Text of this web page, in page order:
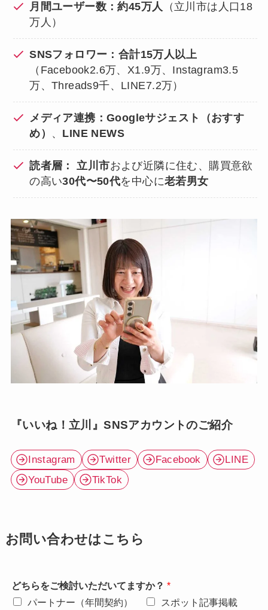
月間ユーザー数：約45万人 （立川市は人口18
万人）
SNSフォロワー：合計15万人以上
（Facebook2.6万、X1.9万、Instagram3.5
万、Threads9千、LINE7.2万）
メディア連携：Googleサジェスト（おすす
め） 、 LINE NEWS
読者層： 立川市および近隣に住む、購買意欲
の高い30代〜50代を中心に老若男女
『いいね！立川』SNSアカウントのご紹介
Instagram Twitter Facebook
LINE
YouTube
TikTok
お問い合わせはこちら
どちらをご検討いただいてますか？ *
パートナー（年間契約）
スポット記事掲載